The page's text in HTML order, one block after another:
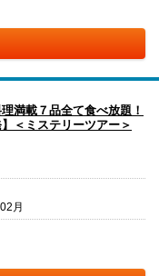
満載７品全て食べ放題！
＜ミステリーツアー＞
月